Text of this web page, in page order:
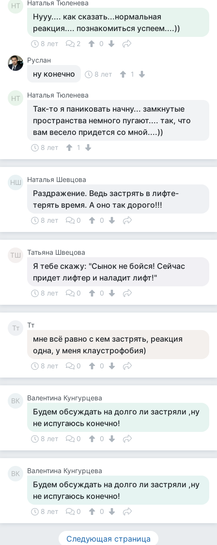
НТ Наталья Тюленева
Нууу.... как сказать...нормальная
реакция.... познакомиться успеем....))
8 лет 2
0
Руслан
ну конечно 8 лет 1
НТ Наталья Тюленева
Так-то я паниковать начну... замкнутые
пространства немного пугают.... так, что
вам весело придется со мной....))
8 лет 1
НШ Наталья Шевцова
Раздражение. Ведь застрять в лифте-
терять время. А оно так дорого!!!
8 лет 0 0
ТШ Татьяна Швецова
Я тебе скажу: "Сынок не бойся! Сейчас
придет лифтер и наладит лифт!"
8 лет 0 0
Тт Тт
мне всё равно с кем застрять, реакция
одна, у меня клаустрофобия)
8 лет 0 0
ВК Валентина Кунгурцева
Будем обсуждать на долго ли застряли ,ну
не испугаюсь конечно!
8 лет 0 0
ВК Валентина Кунгурцева
Будем обсуждать на долго ли застряли ,ну
не испугаюсь конечно!
8 лет 0 0
Следующая страница